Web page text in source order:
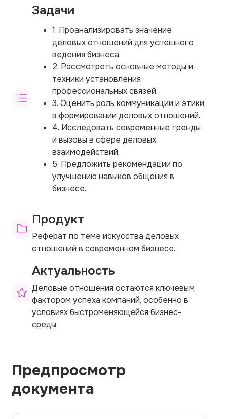
Задачи
1. Проанализировать значение
деловых отношений для успешного
ведения бизнеса.
2. Рассмотреть основные методы и
техники установления
профессиональных связей.
3. Оценить роль коммуникации и этики
в формировании деловых отношений.
4. Исследовать современные тренды
и вызовы в сфере деловых
взаимодействий.
5. Предложить рекомендации по
улучшению навыков общения в
бизнесе.
Продукт
Реферат по теме искусства деловых
отношений в современном бизнесе.
Актуальность
Деловые отношения остаются ключевым
фактором успеха компаний, особенно в
условиях быстроменяющейся бизнес-
среды.
Предпросмотр
документа